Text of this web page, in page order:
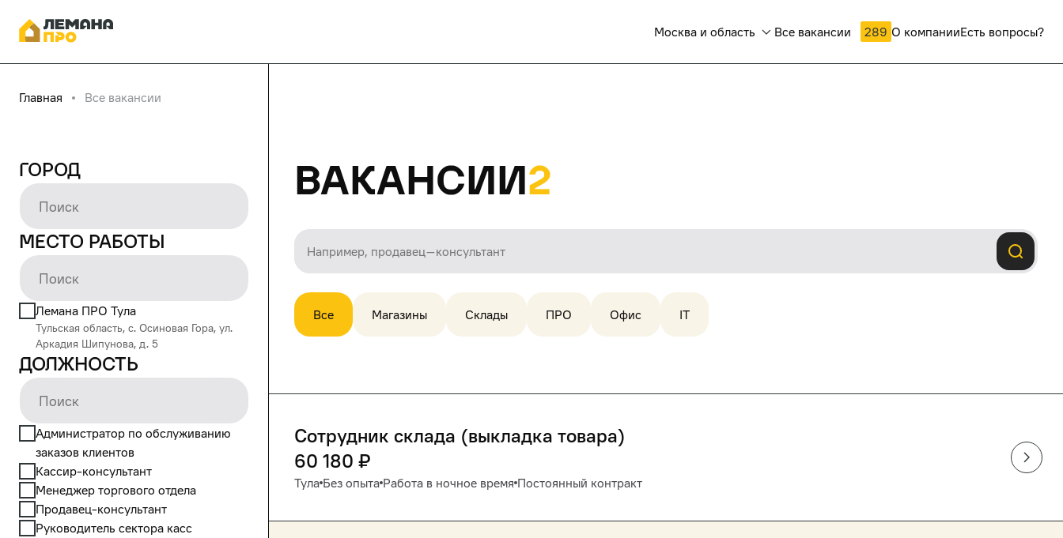
Москва и область Все вакансии 289 О компанииЕсть вопросы?
Главная Все вакансии
Город
Место работы
Лемана ПРО Тула
Тульская область, с. Осиновая Гора, ул.
Аркадия Шипунова, д. 5
Должность
Администратор по обслуживанию
заказов клиентов
Кассир-консультант
Менеджер торгового отдела
Продавец-консультант
Руководитель сектора касс
Вакансии2
Все Магазины Склады ПРО Офис IT
Сотрудник склада (выкладка товара)
60 180 ₽
Тула Без опыта Работа в ночное время Постоянный контракт